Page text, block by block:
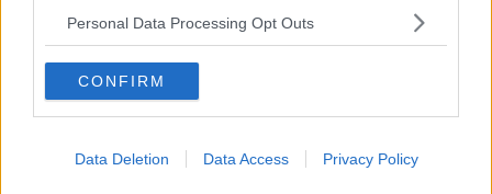
Personal Data Processing Opt Outs
CONFIRM
Data Deletion Data Access Privacy Policy
France
dem Sieg